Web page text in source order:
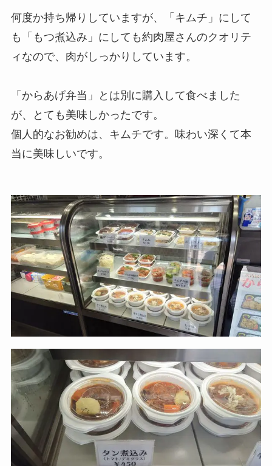
何度か持ち帰りしていますが、
「キムチ」にして
も「もつ煮込み」にしても約肉屋さんのクオリテ
ィなので、肉がしっかりしています。
「からあげ弁当」とは別に購入して食べました
が、とても美味しかったです。
個人的なお勧めは、キムチです。味わい深くて本
当に美味しいです。